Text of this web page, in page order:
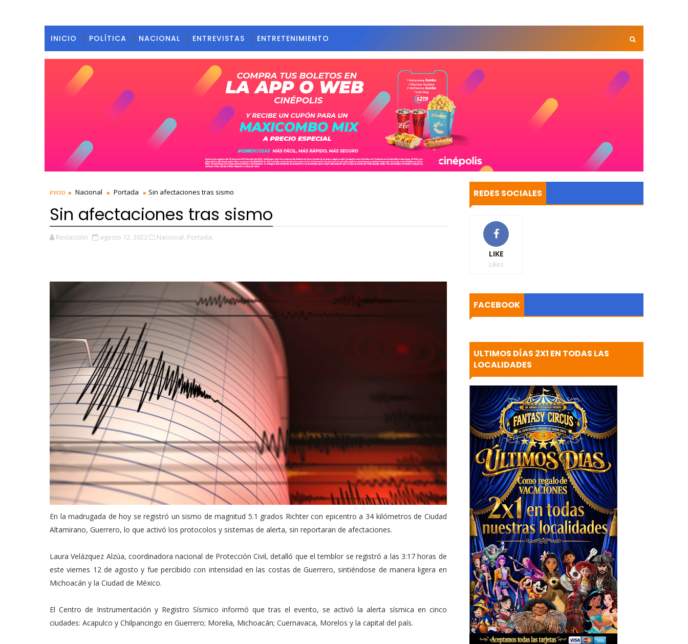
INICIO POLÍTICA NACIONAL ENTREVISTAS ENTRETENIMIENTO
inicio Nacional Portada Sin afectaciones tras sismo
Sin afectaciones tras sismo
Redacción agosto 12, 2022 Nacional, Portada,
En la madrugada de hoy se registró un sismo de magnitud 5.1 grados Richter con epicentro a 34 kilómetros de Ciudad
Altamirano, Guerrero, lo que activó los protocolos y sistemas de alerta, sin reportaran de afectaciones.
Laura Velázquez Alzúa, coordinadora nacional de Protección Civil, detalló que el temblor se registró a las 3:17 horas de
este viernes 12 de agosto y fue percibido con intensidad en las costas de Guerrero, sintiéndose de manera ligera en
Michoacán y la Ciudad de México.
El Centro de Instrumentación y Registro Sísmico informó que tras el evento, se activó la alerta sísmica en cinco
ciudades: Acapulco y Chilpancingo en Guerrero; Morelia, Michoacán; Cuernavaca, Morelos y la capital del país.
REDES SOCIALES
LIKE
Likes
FACEBOOK
ULTIMOS DÍAS 2X1 EN TODAS LAS
LOCALIDADES